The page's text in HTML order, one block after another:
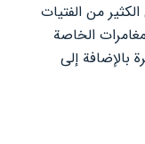
من الفتيات
الخاصة
بالإضافة إلى